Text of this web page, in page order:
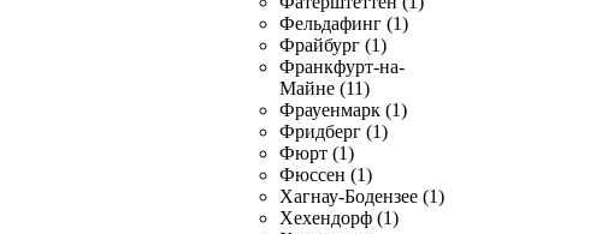
Фельдафинг (1)
Фрайбург (1)
Франкфурт-на-
Майне (11)
Фрауенмарк (1)
Фридберг (1)
Фюрт (1)
Фюссен (1)
Хагнау-Бодензее (1)
Хехендорф (1)